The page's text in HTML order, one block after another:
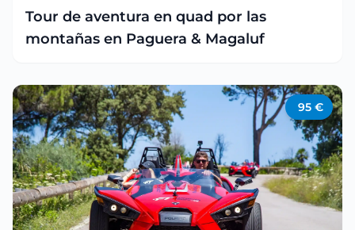
Tour de aventura en quad por las
montañas en Paguera & Magaluf
95 €